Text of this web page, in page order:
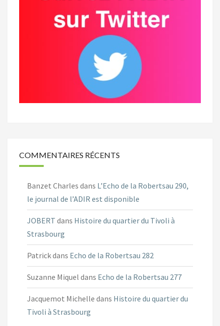
COMMENTAIRES RÉCENTS
Banzet Charles dans L’Echo de la Robertsau 290,
le journal de l’ADIR est disponible
JOBERT dans Histoire du quartier du Tivoli à
Strasbourg
Patrickdans Echo de la Robertsau 282
Suzanne Miquel dans Echo de la Robertsau 277
Jacquemot Michelle dans Histoire du quartier du
Tivoli à Strasbourg